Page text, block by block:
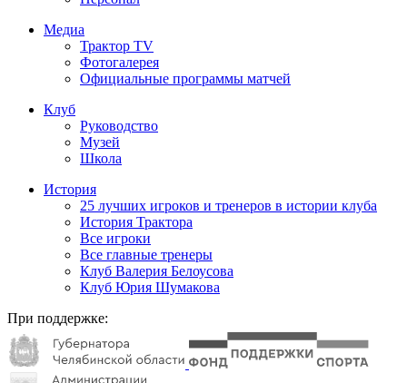
Медиа
Трактор TV
Фотогалерея
Официальные программы матчей
Клуб
Руководство
Музей
Школа
История
25 лучших игроков и тренеров в истории клуба
История Трактора
Все игроки
Все главные тренеры
Клуб Валерия Белоусова
Клуб Юрия Шумакова
При поддержке: